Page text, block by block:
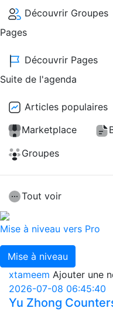
Découvrir Groupes
Pages
Découvrir Pages
Suite de l'agenda
Articles populaires
Marketplace
Groupes
Tout voir
Mise à niveau vers Pro
Mise à niveau
xtameem Ajouter une
2026-07-08 06:45:40
Yu Zhong